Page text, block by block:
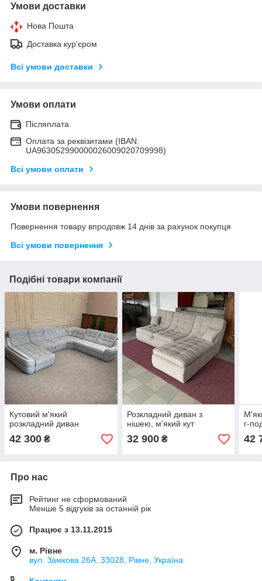
Умови доставки
Нова Пошта
Доставка кур'єром
Всі умови доставки
Умови оплати
Післяплата
Оплата за реквізитами (IBAN:
UA963052990000026009020709998)
Всі умови оплати
Умови повернення
Повернення товару впродовж 14 днів за рахунок покупця
Всі умови повернення
Подібні товари компанії
Кутовий м'який
розкладний диван
42 300 ₴
Розкладний диван з
нішею, м'який кут
32 900₴
г-
42
Про нас
Рейтинг не сформований
Менше 5 відгуків за останній рік
Працює з 13.11.2015
м. Рівне
вул. Замкова 26А, 33028, Рівне, Україна